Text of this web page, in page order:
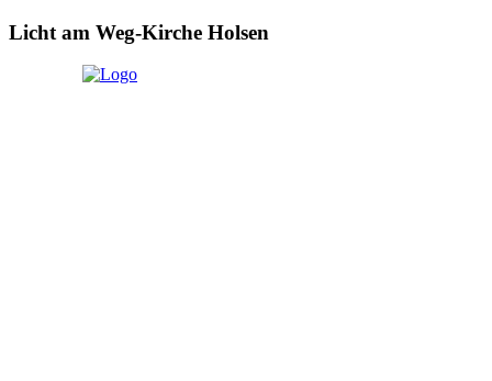
Licht am Weg-Kirche Holsen